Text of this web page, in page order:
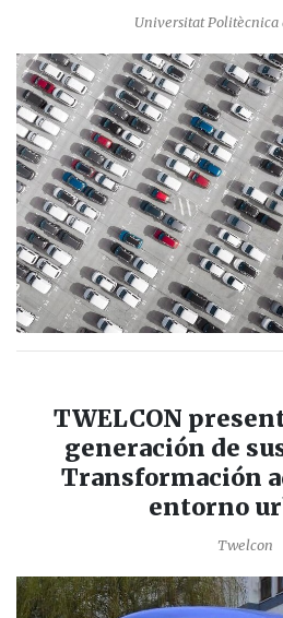
Universitat Politècnica
TWELCON
generación de
Transformación
entorno
Twelcon